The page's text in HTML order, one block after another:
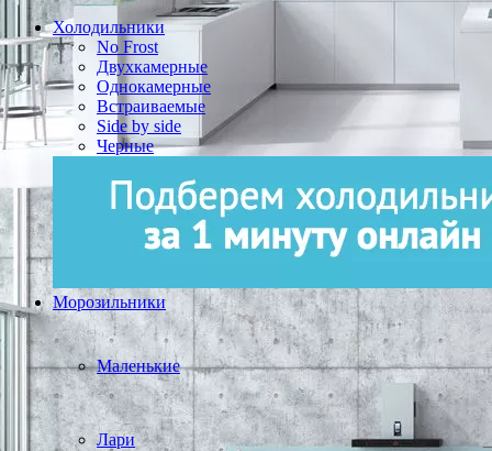
Холодильники
No Frost
Двухкамерные
Однокамерные
Встраиваемые
Side by side
Черные
Морозильники
Маленькие
Лари